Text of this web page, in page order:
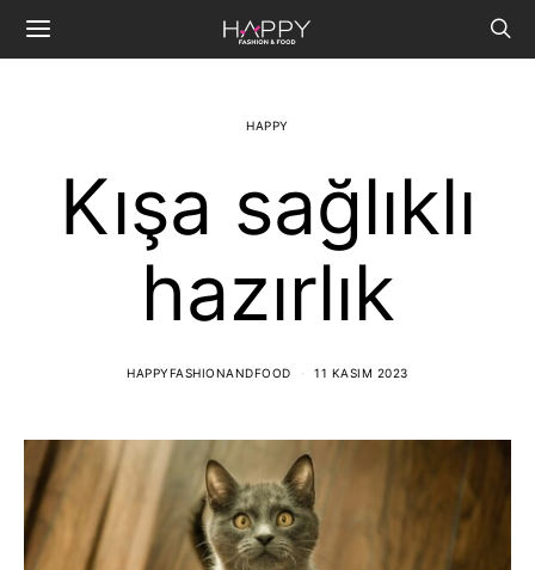
HAPPY
Kışa sağlıklı
hazırlık
HAPPYFASHIONANDFOOD 11 KASIM 2023